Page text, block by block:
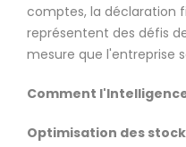
comptes, la déclaration
représentent des défis
mesure que l'entreprise
Comment
Optimisation des